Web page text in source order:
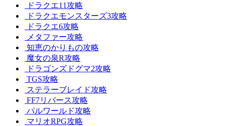
ドラクエ11攻略
ドラクエモンスターズ3攻略
ドラクエ6攻略
メタファー攻略
知恵のかりもの攻略
魔女の泉R攻略
ドラゴンズドグマ2攻略
TGS攻略
ステラーブレイド攻略
FF7リバース攻略
パルワールド攻略
マリオRPG攻略